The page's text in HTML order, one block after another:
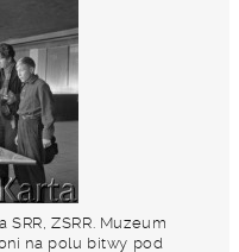
ZSRR. Muzeum
na polu bitwy pod